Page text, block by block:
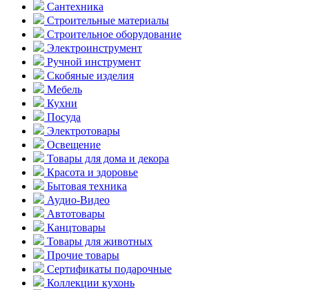
Сантехника
Строительные материалы
Строительное оборудование
Электроинструмент
Ручной инструмент
Скобяные изделия
Мебель
Кухни
Посуда
Электротовары
Освещение
Товары для дома и декора
Красота и здоровье
Бытовая техника
Аудио-Видео
Автотовары
Канцтовары
Товары для животных
Прочие товары
Сертификаты подарочные
Коллекции кухонь